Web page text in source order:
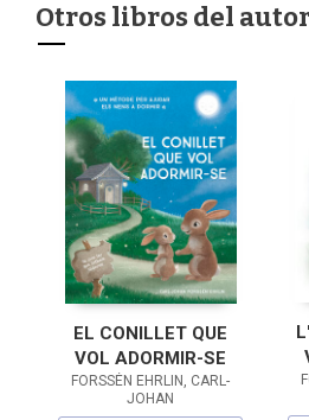
Otros libros del
EL CONILLET QUE
VOL ADORMIR-SE
FORSSÉN EHRLIN, CARL-
JOHAN